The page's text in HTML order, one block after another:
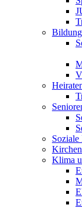
Bildung
Klima